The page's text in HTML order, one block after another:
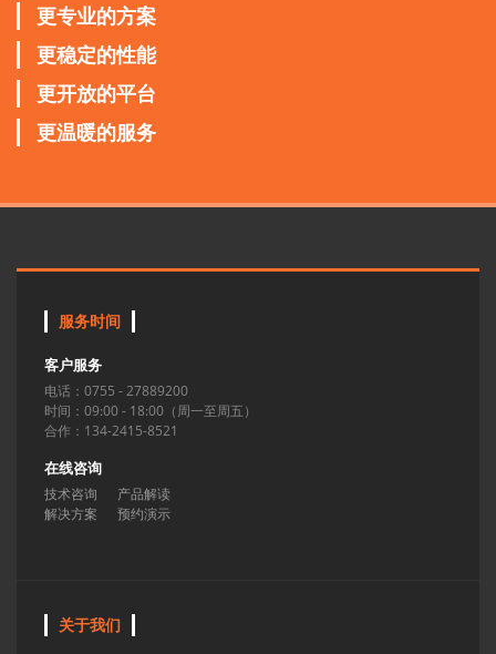
更专业的方案
更稳定的性能
更开放的平台
更温暖的服务
服务时间
客户服务
电话：0755 - 27889200
时间：09:00 - 18:00（周一至周五）
合作：134-2415-8521
在线咨询
技术咨询
产品解读
解决方案
预约演示
关于我们